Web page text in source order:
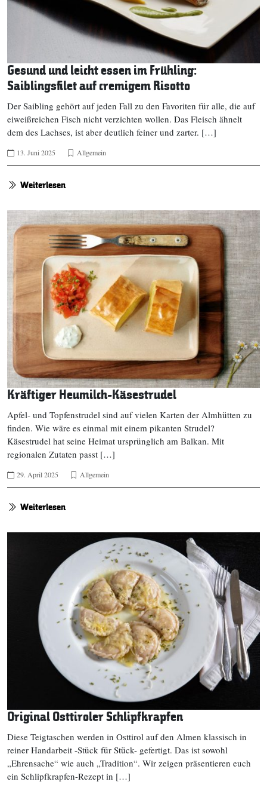
Gesund und leicht essen im Frühling:
Saiblingsfilet auf cremigem Risotto
Der Saibling gehört auf jeden Fall zu den Favoriten für alle, die auf
eiweißreichen Fisch nicht verzichten wollen. Das Fleisch ähnelt
dem des Lachses, ist aber deutlich feiner und zarter. […]
13. Juni 2025 Allgemein
Weiterlesen
Kräftiger Heumilch-Käsestrudel
Apfel- und Topfenstrudel sind auf vielen Karten der Almhütten zu
finden. Wie wäre es einmal mit einem pikanten Strudel?
Käsestrudel hat seine Heimat ursprünglich am Balkan. Mit
regionalen Zutaten passt […]
29. April 2025 Allgemein
Weiterlesen
Original Osttiroler Schlipfkrapfen
Diese Teigtaschen werden in Osttirol auf den Almen klassisch in
reiner Handarbeit -Stück für Stück- gefertigt. Das ist sowohl
„Ehrensache“ wie auch „Tradition“. Wir zeigen präsentieren euch
ein Schlipfkrapfen-Rezept in […]